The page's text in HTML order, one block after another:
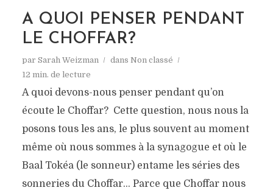
A QUOI PENSER PENDANT
LE CHOFFAR?
par Sarah Weizman dans Non classé
12 min. de lecture
A quoi devons-nous penser pendant qu’on
écoute le Choffar? Cette question, nous nous la
posons tous les ans, le plus souvent au moment
même où nous sommes à la synagogue et où le
Baal Tokéa (le sonneur) entame les séries des
sonneries du Choffar… Parce que Choffar nous